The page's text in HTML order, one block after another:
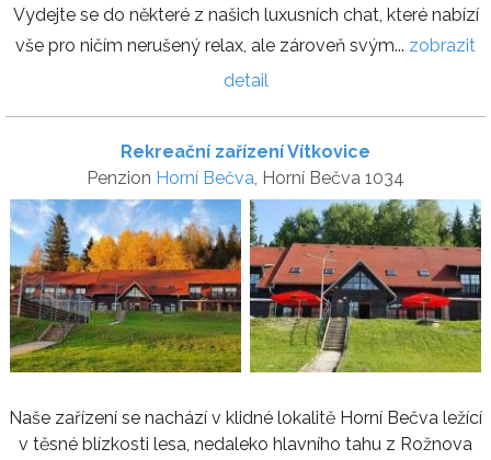
Vydejte se do některé z našich luxusních chat, které nabízí
vše pro ničím nerušený relax, ale zároveň svým... zobrazit
detail
Rekreační zařízení Vítkovice
Penzion Horní Bečva, Horní Bečva 1034
Naše zařízení se nachází v klidné lokalitě Horní Bečva ležící
v těsné blízkosti lesa, nedaleko hlavního tahu z Rožnova